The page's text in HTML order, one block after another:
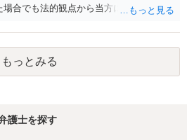
場合でも法的観点から当方に支払うべき
身で対応していくことになります。 こ
は、合意内容を書面しておくことで
合意事項以外には貸し借りが無いことを
ちんと盛り込んでおくことです。 お金
もっとみる
護士を探す